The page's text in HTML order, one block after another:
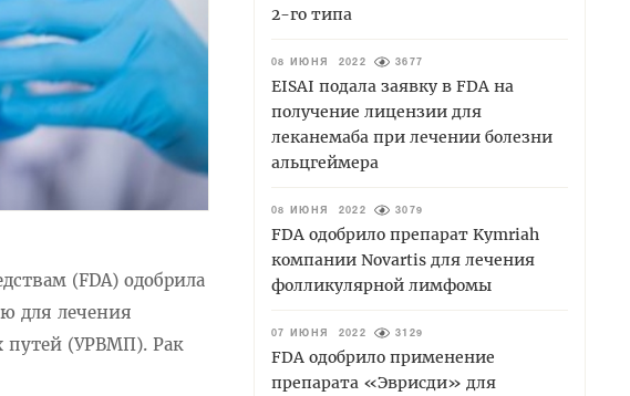
(FDA) одобрила
для лечения
путей (УРВМП). Рак
2-го типа
08 ИЮНЯ 2022 3677
EISAI подала заявку в FDA на
получение лицензии для
леканемаба при лечении болезни
альцгеймера
08 ИЮНЯ 2022 3079
FDA одобрило препарат Kymriah
компании Novartis для лечения
фолликулярной лимфомы
07 ИЮНЯ 2022 3129
FDA одобрило применение
препарата «Эврисди» для